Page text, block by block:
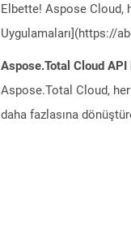
Elbette! Aspose Cloud,
Uygulamaları](https://
Aspose.Total Cloud
Aspose.Total Cloud,
daha fazlasına